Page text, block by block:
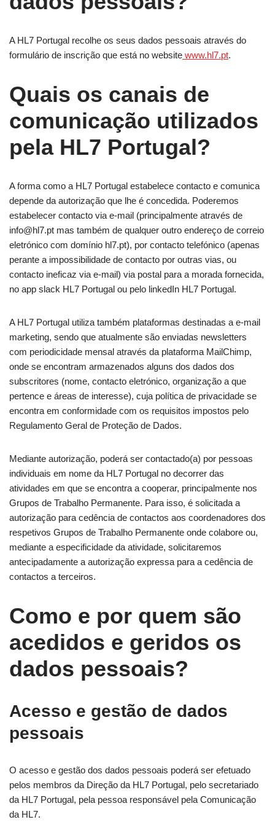
A HL7 Portugal recolhe os seus dados pessoais através do
formulário de inscrição que está no website www.hl7.pt.
Quais os canais de
comunicação utilizados
pela HL7 Portugal?
A forma como a HL7 Portugal estabelece contacto e comunica
depende da autorização que lhe é concedida. Poderemos
estabelecer contacto via e-mail (principalmente através de
info@hl7.pt mas também de qualquer outro endereço de correio
eletrónico com domínio hl7.pt), por contacto telefónico (apenas
perante a impossibilidade de contacto por outras vias, ou
contacto ineficaz via e-mail) via postal para a morada fornecida,
no app slack HL7 Portugal ou pelo linkedIn HL7 Portugal.
A HL7 Portugal utiliza também plataformas destinadas a e-mail
marketing, sendo que atualmente são enviadas newsletters
com periodicidade mensal através da plataforma MailChimp,
onde se encontram armazenados alguns dos dados dos
subscritores (nome, contacto eletrónico, organização a que
pertence e áreas de interesse), cuja política de privacidade se
encontra em conformidade com os requisitos impostos pelo
Regulamento Geral de Proteção de Dados.
Mediante autorização, poderá ser contactado(a) por pessoas
individuais em nome da HL7 Portugal no decorrer das
atividades em que se encontra a cooperar, principalmente nos
Grupos de Trabalho Permanente. Para isso, é solicitada a
autorização para cedência de contactos aos coordenadores dos
respetivos Grupos de Trabalho Permanente onde colabore ou,
mediante a especificidade da atividade, solicitaremos
antecipadamente a autorização expressa para a cedência de
contactos a terceiros.
Como e por quem são
acedidos e geridos os
dados pessoais?
Acesso e gestão de dados
pessoais
O acesso e gestão dos dados pessoais poderá ser efetuado
pelos membros da Direção da HL7 Portugal, pelo secretariado
da HL7 Portugal, pela pessoa responsável pela Comunicação
da HL7.